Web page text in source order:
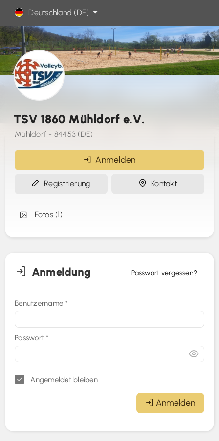
Deutschland (DE)
TSV 1860 Mühldorf e.V.
Mühldorf - 84453 (DE)
Anmelden
Registrierung Kontakt
Fotos (1)
Anmeldung Passwort vergessen?
Benutzername*
Passwort*
Angemeldet bleiben
Anmelden